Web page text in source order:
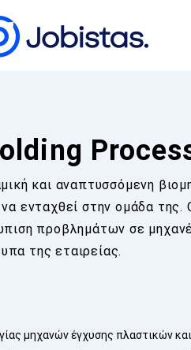
και αναπτυσσόμενη
να ενταχθεί στην ομάδα της.
προβλημάτων σε
της εταιρείας.
μηχανών έγχυσης πλαστικών